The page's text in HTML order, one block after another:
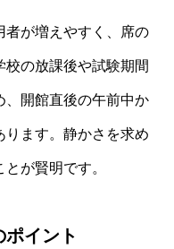
者が増えやすく、席の
の放課後や試験期間
、開館直後の午前中か
ります。静かさを求め
が賢明です。
イント